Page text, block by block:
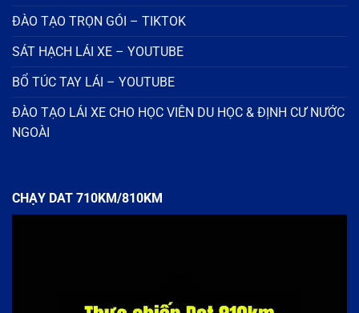
ĐÀO TẠO TRỌN GÓI – TIKTOK
SÁT HẠCH LÁI XE – YOUTUBE
BỔ TÚC TAY LÁI – YOUTUBE
ĐÀO TẠO LÁI XE CHO HỌC VIÊN DU HỌC & ĐỊNH CƯ NƯỚC
NGOÀI
CHẠY DAT 710KM/810KM